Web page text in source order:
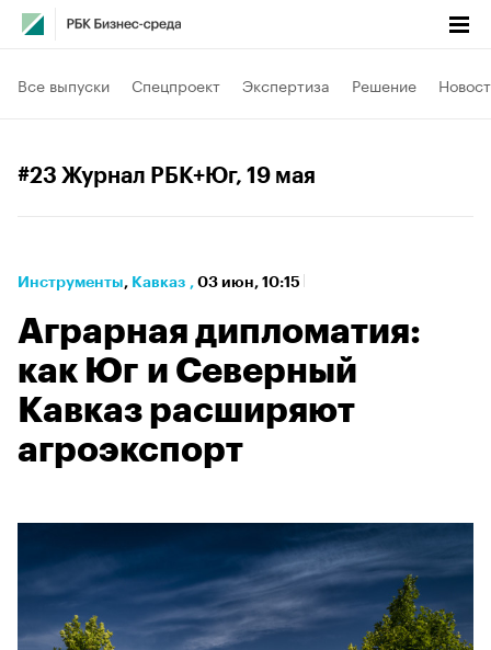
Все выпуски Спецпроект Экспертиза Решение
#23 Журнал РБК+Юг, 19 мая
Инструменты⁠, Кавказ , 03 июн, 10:15
Аграрная дипломатия:
как Юг и Северный
Кавказ расширяют
агроэкспорт